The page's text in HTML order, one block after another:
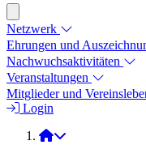
Netzwerk
Ehrungen und
Nachwuchsaktivitäten
Veranstaltungen
Mitglieder und
Login
2025